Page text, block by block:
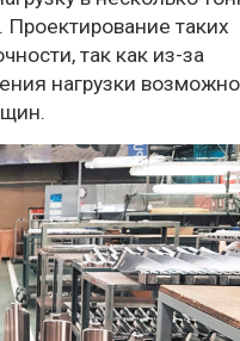
таких
так как из-за
нагрузки возможно